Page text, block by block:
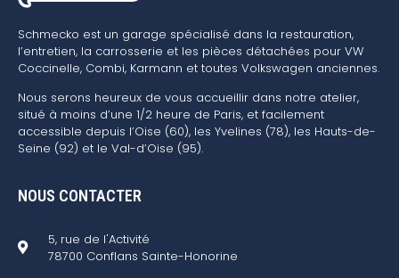
Schmecko est un garage spécialisé dans la restauration,
l’entretien, la carrosserie et les pièces détachées pour VW
Coccinelle, Combi, Karmann et toutes Volkswagen anciennes.
Nous serons heureux de vous accueillir dans notre atelier,
situé à moins d’une 1/2 heure de Paris, et facilement
accessible depuis l’Oise (60), les Yvelines (78), les Hauts-de-
Seine (92) et le Val-d’Oise (95).
NOUS CONTACTER
5, rue de l'Activité
78700 Conflans Sainte-Honorine